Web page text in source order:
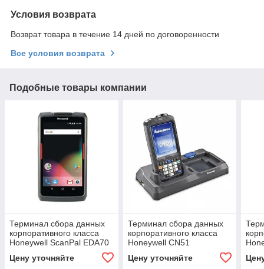
Условия возврата
Возврат товара в течение 14 дней по договоренности
Все условия возврата
Подобные товары компании
Терминал сбора данных
корпоративного класса
Honeywell ScanPal EDA70
Цену уточняйте
Терминал сбора данных
корпоративного класса
Honeywell CN51
Цену уточняйте